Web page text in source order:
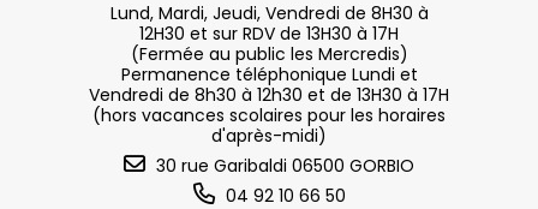
Lund, Mardi, Jeudi, Vendredi de 8H30 à
12H30 et sur RDV de 13H30 à 17H
(Fermée au public les Mercredis)
Permanence téléphonique Lundi et
Vendredi de 8h30 à 12h30 et de 13H30 à 17H
(hors vacances scolaires pour les horaires
d'après-midi)
30 rue Garibaldi 06500 GORBIO
04 92 10 66 50